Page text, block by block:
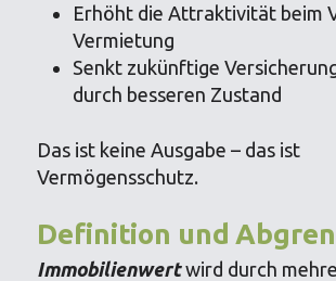
Erhöht die Attraktivität beim
Vermietung
Senkt zukünftige
durch besseren Zustand
Das ist keine Ausgabe – das ist
Vermögensschutz.
Definition und
Immobilienwertwird durch